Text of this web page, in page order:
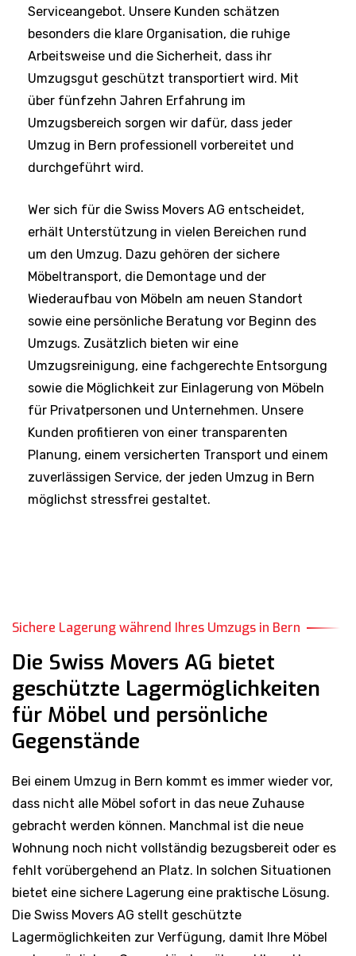
Serviceangebot. Unsere Kunden schätzen
besonders die klare Organisation, die ruhige
Arbeitsweise und die Sicherheit, dass ihr
Umzugsgut geschützt transportiert wird. Mit
über fünfzehn Jahren Erfahrung im
Umzugsbereich sorgen wir dafür, dass jeder
Umzug in Bern professionell vorbereitet und
durchgeführt wird.
Wer sich für die Swiss Movers AG entscheidet,
erhält Unterstützung in vielen Bereichen rund
um den Umzug. Dazu gehören der sichere
Möbeltransport, die Demontage und der
Wiederaufbau von Möbeln am neuen Standort
sowie eine persönliche Beratung vor Beginn des
Umzugs. Zusätzlich bieten wir eine
Umzugsreinigung, eine fachgerechte Entsorgung
sowie die Möglichkeit zur Einlagerung von Möbeln
für Privatpersonen und Unternehmen. Unsere
Kunden profitieren von einer transparenten
Planung, einem versicherten Transport und einem
zuverlässigen Service, der jeden Umzug in Bern
möglichst stressfrei gestaltet.
Sichere Lagerung während Ihres Umzugs in Bern
Die Swiss Movers AG bietet
geschützte Lagermöglichkeiten
für Möbel und persönliche
Gegenstände
Bei einem Umzug in Bern kommt es immer wieder vor,
dass nicht alle Möbel sofort in das neue Zuhause
gebracht werden können. Manchmal ist die neue
Wohnung noch nicht vollständig bezugsbereit oder es
fehlt vorübergehend an Platz. In solchen Situationen
bietet eine sichere Lagerung eine praktische Lösung.
Die Swiss Movers AG stellt geschützte
Lagermöglichkeiten zur Verfügung, damit Ihre Möbel